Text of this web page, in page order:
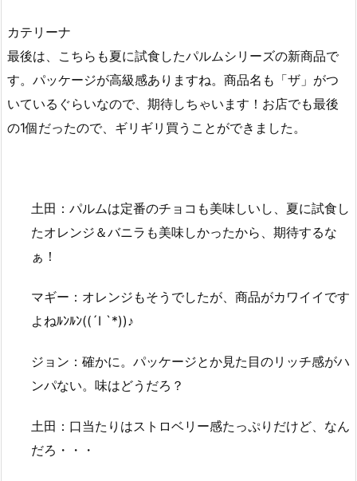
カテリーナ
最後は、こちらも夏に試食したパルムシリーズの新商品で
す。パッケージが高級感ありますね。商品名も「ザ」がつ
いているぐらいなので、期待しちゃいます！お店でも最後
の1個だったので、ギリギリ買うことができました。
土田：パルムは定番のチョコも美味しいし、夏に試食し
たオレンジ＆バニラも美味しかったから、期待するな
ぁ！
マギー：オレンジもそうでしたが、商品がカワイイです
よねﾙﾝﾙﾝ((´I `*))♪
ジョン：確かに。パッケージとか見た目のリッチ感がハ
ンパない。味はどうだろ？
土田：口当たりはストロベリー感たっぷりだけど、なん
だろ・・・